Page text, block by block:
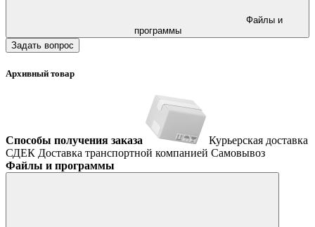
программы
Задать вопрос
Архивный товар
Способы получения заказа
Курьерская доставка
СДЕК Доставка транспортной компанией Самовывоз
Файлы и программы